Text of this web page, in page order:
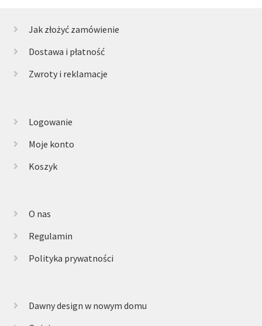
Jak złożyć zamówienie
Dostawa i płatność
Zwroty i reklamacje
Logowanie
Moje konto
Koszyk
O nas
Regulamin
Polityka prywatności
Dawny design w nowym domu